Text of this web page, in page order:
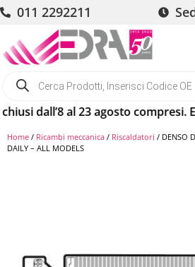
011 2292211
dall’8 al 23 agosto compresi.
Home / Ricambi meccanica / Riscaldatori / DENSO
DAILY – ALL MODELS